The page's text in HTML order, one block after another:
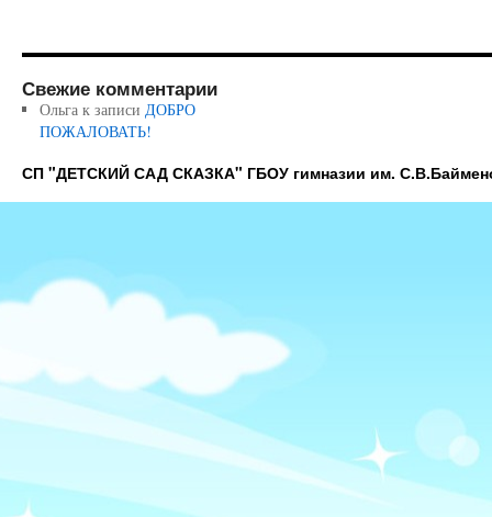
Свежие комментарии
Ольгак записи ДОБРО
ПОЖАЛОВАТЬ!
СП "ДЕТСКИЙ САД СКАЗКА" ГБОУ гимназии им.